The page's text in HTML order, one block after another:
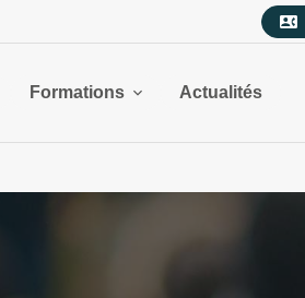
Formations Actualités